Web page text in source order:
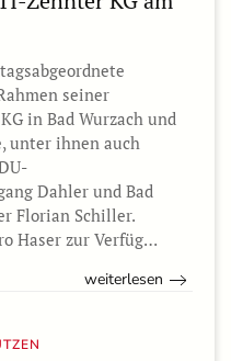
seiner
in Bad Wurzach und
unter ihnen auch
Dahler und Bad
Florian Schiller.
Haser zur Verfüg…
weiterlesen